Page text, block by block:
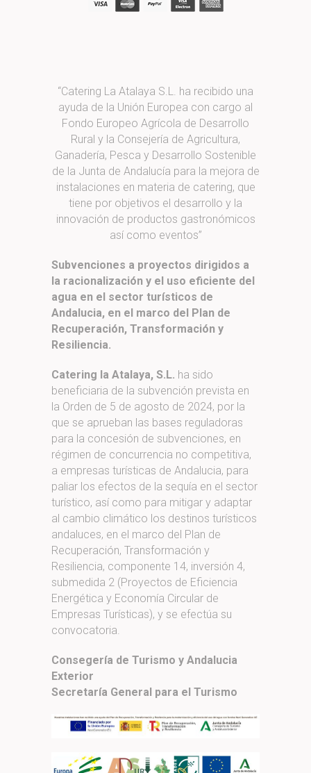
“Catering La Atalaya S.L. ha recibido una
ayuda de la Unión Europea con cargo al
Fondo Europeo Agrícola de Desarrollo
Rural y la Consejería de Agricultura,
Ganadería, Pesca y Desarrollo Sostenible
de la Junta de Andalucía para la mejora de
instalaciones en materia de catering, que
tiene por objetivos el desarrollo y la
innovación de productos gastronómicos
así como eventos”
Subvenciones a proyectos dirigidos a
la racionalización y el uso eficiente del
agua en el sector turísticos de
Andalucia, en el marco del Plan de
Recuperación, Transformación y
Resiliencia.
Catering la Atalaya, S.L. ha sido
beneficiaria de la subvención prevista en
la Orden de 5 de agosto de 2024, por la
que se aprueban las bases reguladoras
para la concesión de subvenciones, en
régimen de concurrencia no competitiva,
a empresas turísticas de Andalucia, para
paliar los efectos de la sequía en el sector
turístico, así como para mitigar y adaptar
al cambio climático los destinos turísticos
andaluces, en el marco del Plan de
Recuperación, Transformación y
Resiliencia, componente 14, inversión 4,
submedida 2 (Proyectos de Eficiencia
Energética y Economía Circular de
Empresas Turísticas), y se efectúa su
convocatoria.
Consegería de Turismo y Andalucia
Exterior
Secretaría General para el Turismo